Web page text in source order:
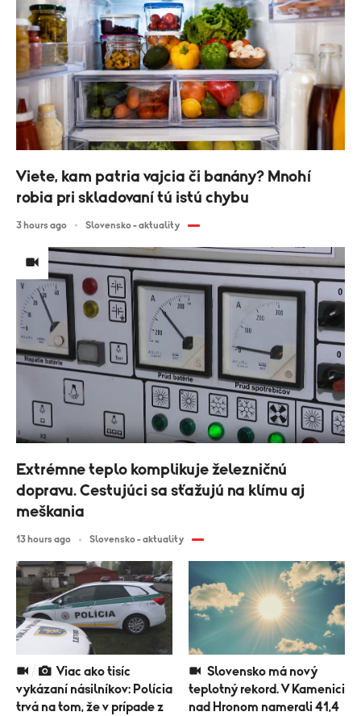
Viete, kam patria vajcia či banány? Mnohí
robia pri skladovaní tú istú chybu
3 hours ago Slovensko - aktuality
Extrémne teplo komplikuje železničnú
dopravu. Cestujúci sa sťažujú na klímu aj
meškania
13 hours ago Slovensko - aktuality
vykázaní násilníkov: Polícia
trvá na tom, že v prípade z
teplotný rekord. V Kamenici
nad Hronom namerali 41,4